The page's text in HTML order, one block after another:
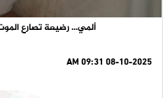
ألمي... رضيعة تصارع
08-10-2025 09:31 AM